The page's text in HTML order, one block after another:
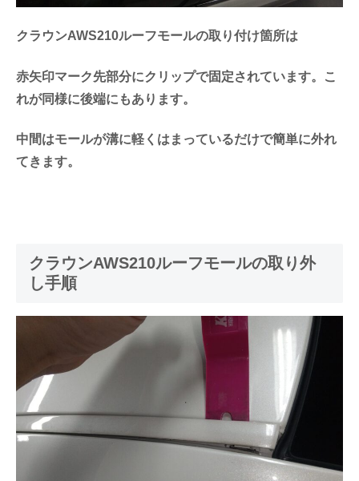
クラウンAWS210ルーフモールの取り付け箇所は
赤矢印マーク先部分にクリップで固定されています。こ
れが同様に後端にもあります。
中間はモールが溝に軽くはまっているだけで簡単に外れ
てきます。
クラウンAWS210ルーフモールの取り外
し手順